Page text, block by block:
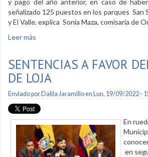
y pago del año anterior, en caso de
señalizado 125 puestos en los parques San
y El Valle, explica Sonia Maza, comisaria de
Leer más
SENTENCIAS A FAVOR
DE LOJA
Enviado por Dalila Jaramilloen Lun, 19/09/2022 -
En
en